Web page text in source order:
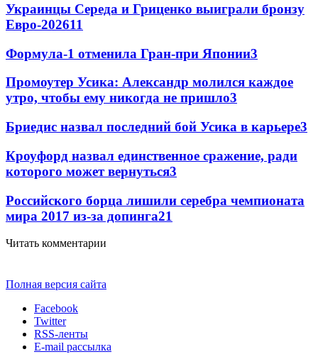
Украинцы Середа и Гриценко выиграли бронзу
Евро-202611
Формула-1 отменила Гран-при Японии3
Промоутер Усика: Александр молился каждое
утро, чтобы ему никогда не пришло3
Бриедис назвал последний бой Усика в карьере3
Кроуфорд назвал единственное сражение, ради
которого может вернуться3
Российского борца лишили серебра чемпионата
мира 2017 из-за допинга21
Читать комментарии
Полная версия сайта
Facebook
Twitter
RSS-ленты
E-mail рассылка